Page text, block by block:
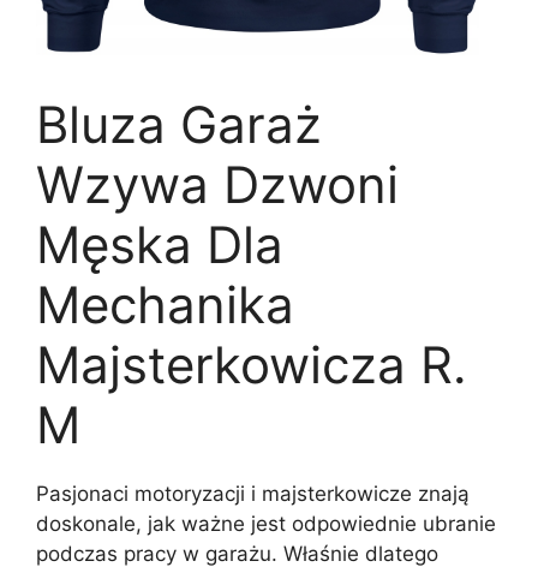
Bluza Garaż
Wzywa Dzwoni
Męska Dla
Mechanika
Majsterkowicza R.
M
Pasjonaci motoryzacji i majsterkowicze znają
doskonale, jak ważne jest odpowiednie ubranie
podczas pracy w garażu. Właśnie dlatego